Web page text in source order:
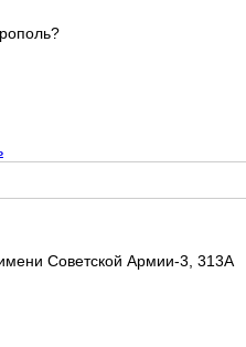
?
Советской Армии-3, 313А